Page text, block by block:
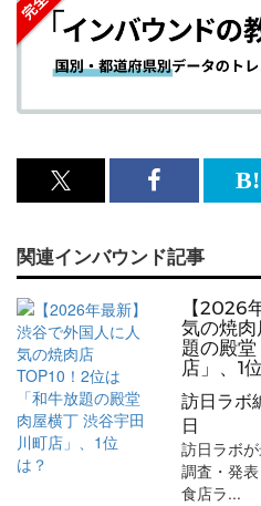
x<br>
記
事
を
シ
ェ
ア
記
関連インバウンド記事
【2026
気の焼
題の殿
店」、1
訪日ラボ
日
訪日ラボ
調査・発
食店ラ...